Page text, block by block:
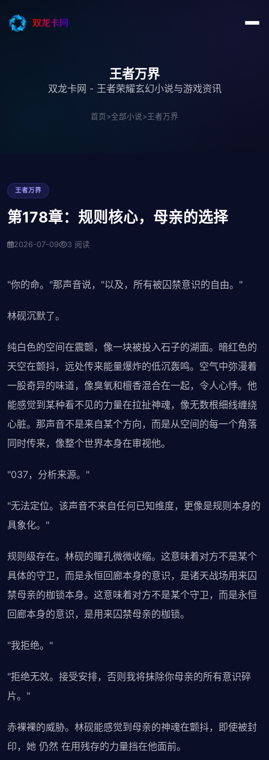
王者万界
双龙卡网 - 王者荣耀玄幻小说与游戏资讯
首页>全部小说>王者万界
王者万界
第178章：规则核心，母亲的选择
2026-07-09 3 阅读
"你的命。"那声音说，"以及，所有被囚禁意识的自由。"
林砚沉默了。
纯白色的空间在震颤，像一块被投入石子的湖面。暗红色的
天空在颤抖，远处传来能量爆炸的低沉轰鸣。空气中弥漫着
一股奇异的味道，像臭氧和檀香混合在一起，令人心悸。他
能感觉到某种看不见的力量在拉扯神魂，像无数根细线缠绕
心脏。那声音不是来自某个方向，而是从空间的每一个角落
同时传来，像整个世界本身在审视他。
"037，分析来源。"
"无法定位。该声音不来自任何已知维度，更像是规则本身的
具象化。"
规则级存在。林砚的瞳孔微微收缩。这意味着对方不是某个
具体的守卫，而是永恒回廊本身的意识，是诸天战场用来囚
禁母亲的枷锁本身。这意味着对方不是某个守卫，而是永恒
回廊本身的意识，是用来囚禁母亲的枷锁。
"我拒绝。"
"拒绝无效。接受安排，否则我将抹除你母亲的所有意识碎
片。"
赤裸裸的威胁。林砚能感觉到母亲的神魂在颤抖，即使被封
印，她 仍然 在用残存的力量挡在他面前。